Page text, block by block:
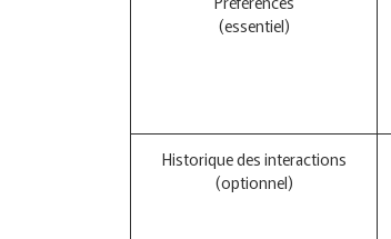
(essentiel)
Historique des interactions
(optionnel)